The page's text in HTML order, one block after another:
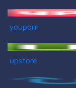
youporn
upstore